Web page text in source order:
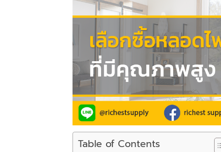
Table of Contents